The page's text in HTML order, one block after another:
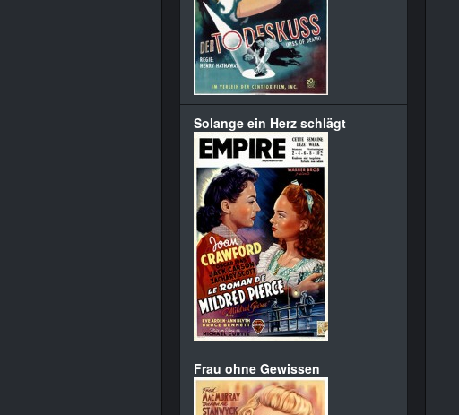
Solange ein Herz schlägt
Frau ohne Gewissen